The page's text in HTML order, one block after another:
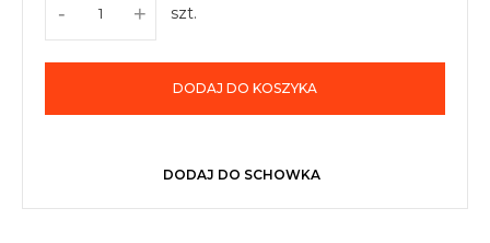
- + szt.
DODAJ DO KOSZYKA
DODAJ DO SCHOWKA